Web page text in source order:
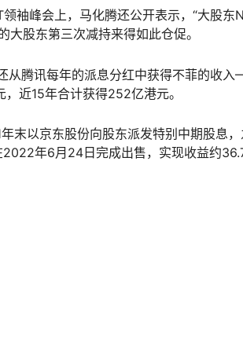
袖峰会上，马化腾还公开表示，“大股东
大股东第三次减持来得如此仓促。
从腾讯每年的派息分红中获得不菲的收
近15年合计获得252亿港元。
末以京东股份向股东派发特别中期股息
年6月24日完成出售，实现收益约36.7